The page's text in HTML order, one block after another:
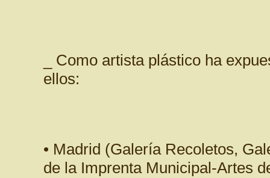
_ Como artista plástico ha
ellos:
• Madrid (Galería Recoletos,
de la Imprenta Municipal-Artes